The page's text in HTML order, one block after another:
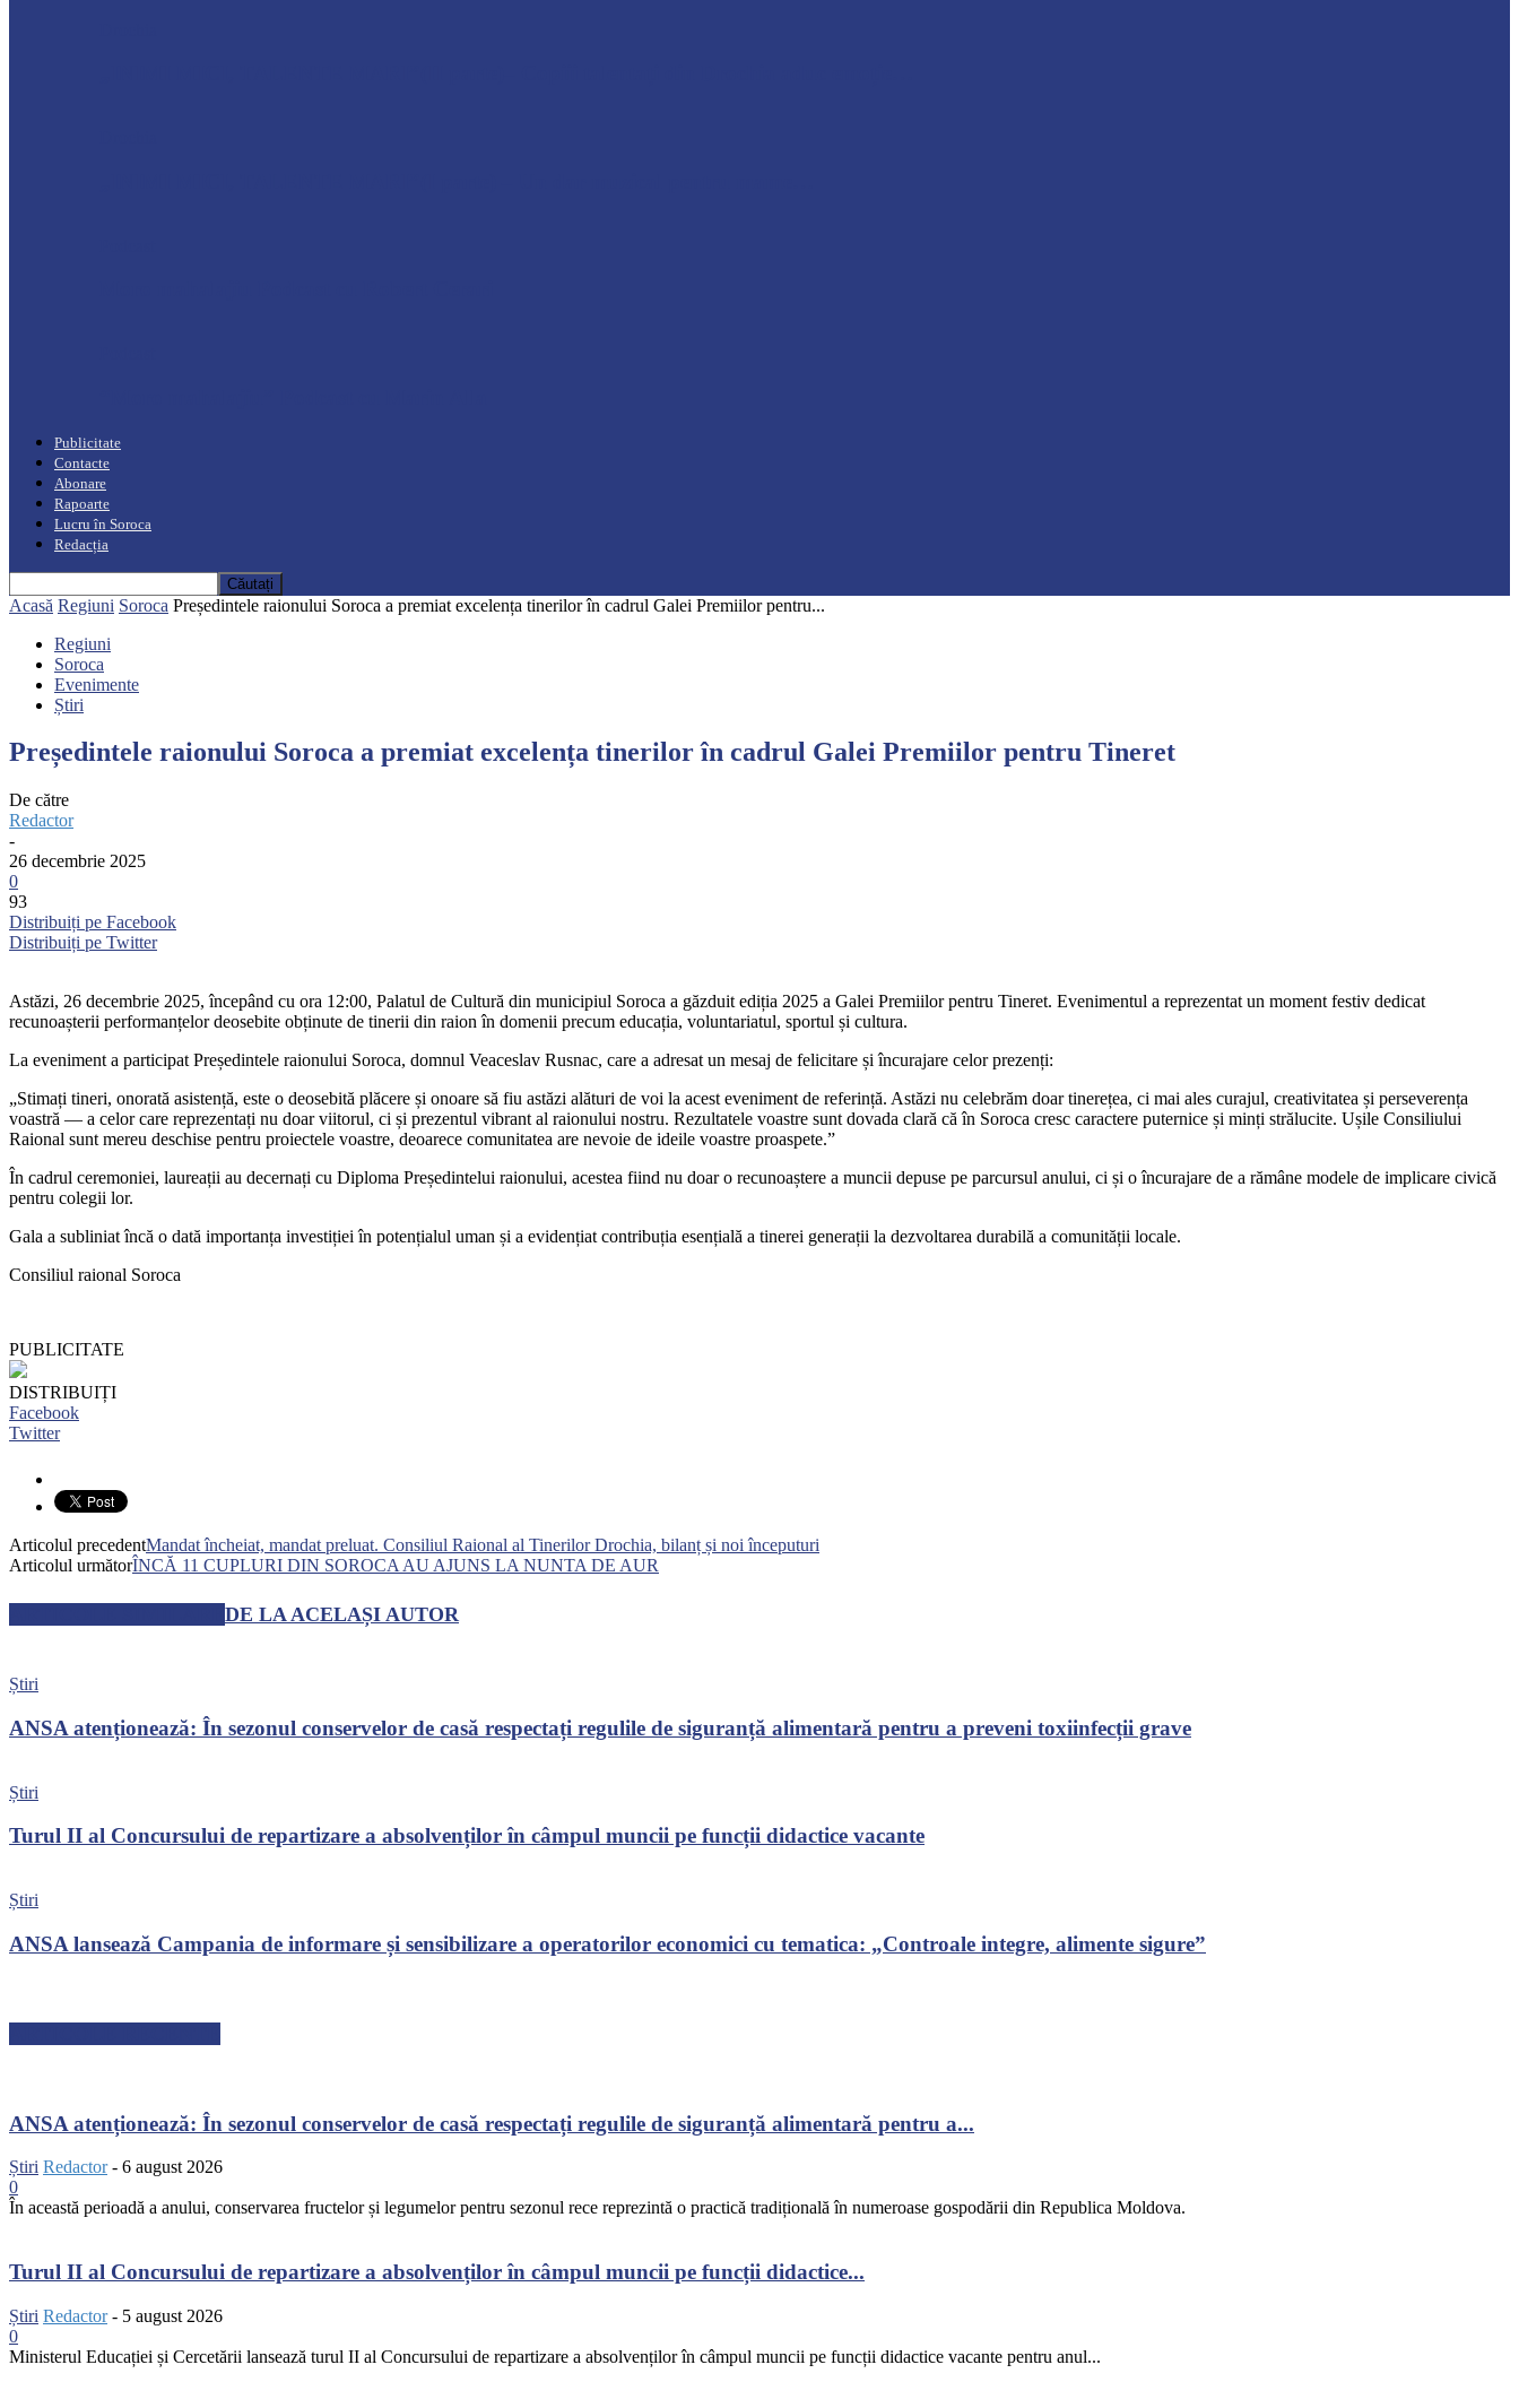
Publicitate
Contacte
Abonare
Rapoarte
Lucru în Soroca
Redacția
Acasă Regiuni Soroca Președintele raionului Soroca a premiat excelența tinerilor în cadrul Galei Premiilor pentru...
Regiuni
Soroca
Evenimente
Știri
Președintele raionului Soroca a premiat excelența tinerilor în cadrul Galei Premiilor pentru Tineret
De către
Redactor
-
26 decembrie 2025
0
93
Distribuiți pe Facebook
Distribuiți pe Twitter
Astăzi, 26 decembrie 2025, începând cu ora 12:00, Palatul de Cultură din municipiul Soroca a găzduit ediția 2025 a Galei Premiilor pentru Tineret. Evenimentul a reprezentat un moment festiv dedicat
recunoașterii performanțelor deosebite obținute de tinerii din raion în domenii precum educația, voluntariatul, sportul și cultura.
La eveniment a participat Președintele raionului Soroca, domnul Veaceslav Rusnac, care a adresat un mesaj de felicitare și încurajare celor prezenți:
„Stimați tineri, onorată asistență, este o deosebită plăcere și onoare să fiu astăzi alături de voi la acest eveniment de referință. Astăzi nu celebrăm doar tinerețea, ci mai ales curajul, creativitatea și perseverența
voastră — a celor care reprezentați nu doar viitorul, ci și prezentul vibrant al raionului nostru. Rezultatele voastre sunt dovada clară că în Soroca cresc caractere puternice și minți strălucite. Ușile Consiliului
Raional sunt mereu deschise pentru proiectele voastre, deoarece comunitatea are nevoie de ideile voastre proaspete.”
În cadrul ceremoniei, laureații au decernați cu Diploma Președintelui raionului, acestea fiind nu doar o recunoaștere a muncii depuse pe parcursul anului, ci și o încurajare de a rămâne modele de implicare civică
pentru colegii lor.
Gala a subliniat încă o dată importanța investiției în potențialul uman și a evidențiat contribuția esențială a tinerei generații la dezvoltarea durabilă a comunității locale.
Consiliul raional Soroca
PUBLICITATE
DISTRIBUIȚI
Facebook
Twitter
Articolul precedentMandat încheiat, mandat preluat. Consiliul Raional al Tinerilor Drochia, bilanț și noi începuturi
Articolul următorÎNCĂ 11 CUPLURI DIN SOROCA AU AJUNS LA NUNTA DE AUR
DE LA ACELAȘI AUTOR
Știri
ANSA atenționează: În sezonul conservelor de casă respectați regulile de siguranță alimentară pentru a preveni toxiinfecții grave
Știri
Turul II al Concursului de repartizare a absolvenților în câmpul muncii pe funcții didactice vacante
Știri
ANSA lansează Campania de informare și sensibilizare a operatorilor economici cu tematica: „Controale integre, alimente sigure”
ANSA atenționează: În sezonul conservelor de casă respectați regulile de siguranță alimentară pentru a...
Știri Redactor - 6 august 2026
0
În această perioadă a anului, conservarea fructelor și legumelor pentru sezonul rece reprezintă o practică tradițională în numeroase gospodării din Republica Moldova.
Turul II al Concursului de repartizare a absolvenților în câmpul muncii pe funcții didactice...
Știri Redactor - 5 august 2026
0
Ministerul Educației și Cercetării lansează turul II al Concursului de repartizare a absolvenților în câmpul muncii pe funcții didactice vacante pentru anul...